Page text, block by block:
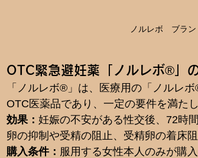
ノルレボ　ブラ
OTC緊急避妊薬「ノルレボ®」
「ノルレボ®」は、医療用の「ノルレ
OTC医薬品であり、一定の要件を満た
効果： 妊娠の不安がある性交後、72時
卵の抑制や受精の阻止、受精卵の着床
購入条件： 服用する女性本人のみが購